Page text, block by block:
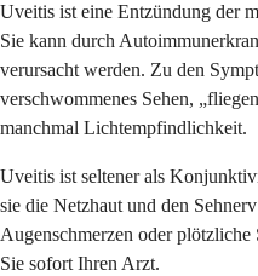
Uveitis ist eine Entzündung der
Sie kann durch
verursacht werden. Zu den
verschwommenes Sehen,
manchmal Lichtempfindlichkeit.
Uveitis ist seltener als
sie die Netzhaut und den
Augenschmerzen oder plötzliche
Sie sofort Ihren Arzt.